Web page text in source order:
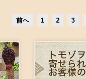
前へ 1 2 3